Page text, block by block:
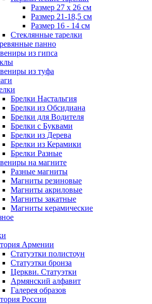
Размер 27 х 26 см
Размер 21-18,5 см
Размер 16 - 14 см
Стеклянные тарелки
панно
из гипса
из туфа
Брелки Настальгия
Брелки из Обсидиана
Брелки для Водителя
Брелки с Буквами
Брелки из Дерева
Брелки из Керамики
Брелки Разные
на магните
Разные магниты
Магниты резиновые
Магниты акриловые
Магниты закатные
Магниты керамические
Армении
Статуэтки полистоун
Статуэтки бронза
Церкви. Статуэтки
Армянский алфавит
Галерея образов
России